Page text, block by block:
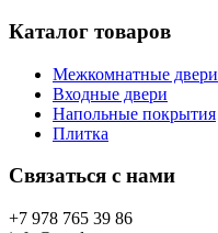
Каталог товаров
Межкомнатные двери
Входные двери
Напольные покрытия
Плитка
Связаться с нами
+7 978 765 39 86